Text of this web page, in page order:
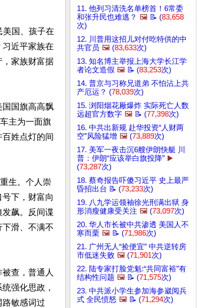
国、孩子在
近平家族在
家族财富据
国旗高高飘
主为一面旗
姓点灯的间
生。个人崇
下，财富向
飙。反间谍
滑、不满不
查，普通人
强化思政，
敏感词过
11. 他列习清洗名单榜首！6常委
和张升民也难逃？ 🖼️ 📝 (83,658
次)
12. 川普用这招儿对付吃特供的中
共官员 🖼️ (83,633次)
13. 知名博主举报上海大学长江学
者论文造假 🖼️ 📝 (83,253次)
14. 普京与习称兄道弟 不怕沾上共
产厄运？ (78,039次)
15. 浏阳烟花厰爆炸 实际死亡人数
远超官方数字 🖼️ 📝 (77,398次)
16. 中共出新规 赴华投资“人财两
空”风险猛增 🖼️ (73,889次)
17. 美军一夜击沉6艘伊朗快艇 川
普：伊朗“应该举白旗投降” ▶️
(73,287次)
18. 蔡奇报告吓傻习近平 史上最严
昏招出台 📝 (73,233次)
19. 八九学运领袖徐光刑满出狱 身
形消瘦健康受关注 🖼️ (73,097次)
20. 华人市长被中共渗透 美国人不
寒而栗 🖼️ 📝 (71,986次)
21. 广州无人“捡便宜” 中共逆转房
市低迷失败 🖼️ (71,901次)
22. 陆专家打脸党魁:“共同富裕”有
结构性问题 🖼️ 📝 (71,575次)
23. 中共派小学生参加海参崴阅兵
式 全民愤怒 🖼️ 📝 (71,294次)